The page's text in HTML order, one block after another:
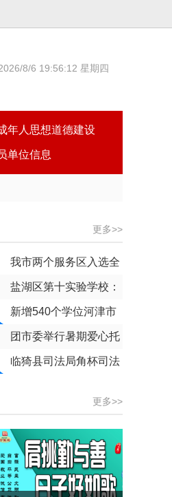
8/6 19:56:14 星期四
年人思想道德建设
单位信息
更多>>
我市两个服务区入选全
国标准化规范化高速公
路服务区“司机之家”
盐湖区第十实验学校：
厚植国防意识 迈好青
春“正步”
新增540个学位河津市
第五幼儿园投用
团市委举行暑期爱心托
管班结业仪式暨成果展
临猗县司法局角杯司法
更多>>